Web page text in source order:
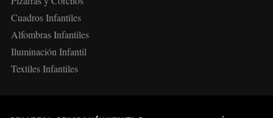
Cuadros Infantiles
Alfombras Infantiles
Iluminación Infantil
Textiles Infantiles